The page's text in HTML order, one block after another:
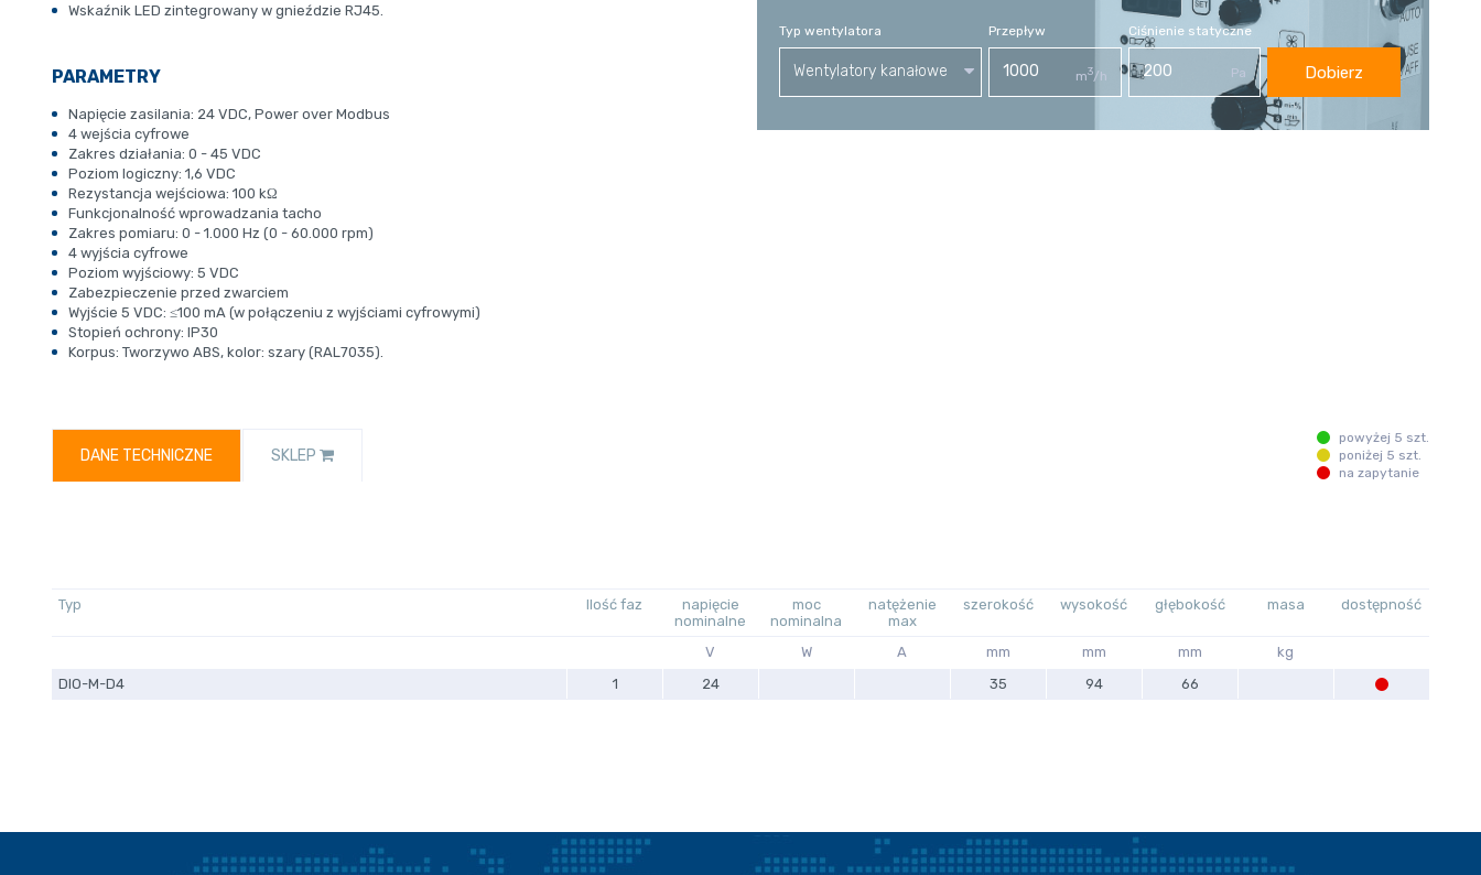
Wskaźnik LED zintegrowany w gnieździe RJ45.
PARAMETRY
Napięcie zasilania: 24 VDC, Power over Modbus
4 wejścia cyfrowe
Zakres działania: 0 - 45 VDC
Poziom logiczny: 1,6 VDC
Rezystancja wejściowa: 100 kΩ
Funkcjonalność wprowadzania tacho
Zakres pomiaru: 0 - 1.000 Hz (0 - 60.000 rpm)
4 wyjścia cyfrowe
Poziom wyjściowy: 5 VDC
Zabezpieczenie przed zwarciem
Wyjście 5 VDC: ≤100 mA (w połączeniu z wyjściami cyfrowymi)
Stopień ochrony: IP30
Korpus: Tworzywo ABS, kolor: szary (RAL7035).
Typ wentylatora
Wentylatory kanałowe
Przepływ
m3/h
Ciśnienie statyczne
Pa Dobierz
DANE TECHNICZNE SKLEP
powyżej 5 szt.
poniżej 5 szt.
na zapytanie
Typ Ilość faz
napięcie
nominalne
moc
nominalna
natężenie
max
szerokość wysokość głębokość masa dostępność
V W A mm mm mm
kg
DIO-M-D4
1 24 35 94 66